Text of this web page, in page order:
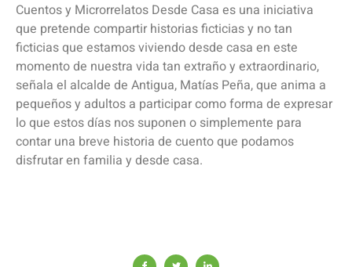
Cuentos y Microrrelatos Desde Casa es una iniciativa
que pretende compartir historias ficticias y no tan
ficticias que estamos viviendo desde casa en este
momento de nuestra vida tan extraño y extraordinario,
señala el alcalde de Antigua, Matías Peña, que anima a
pequeños y adultos a participar como forma de expresar
lo que estos días nos suponen o simplemente para
contar una breve historia de cuento que podamos
disfrutar en familia y desde casa.